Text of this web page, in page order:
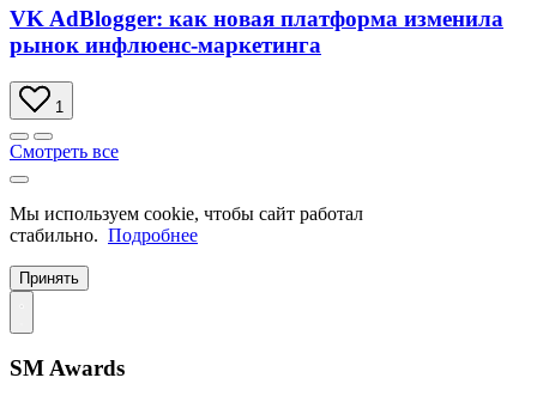
VK AdBlogger: как новая платформа изменила
рынок инфлюенс-маркетинга
1
Смотреть все
Мы используем cookie, чтобы сайт работал
стабильно. Подробнее
Принять
SM Awards